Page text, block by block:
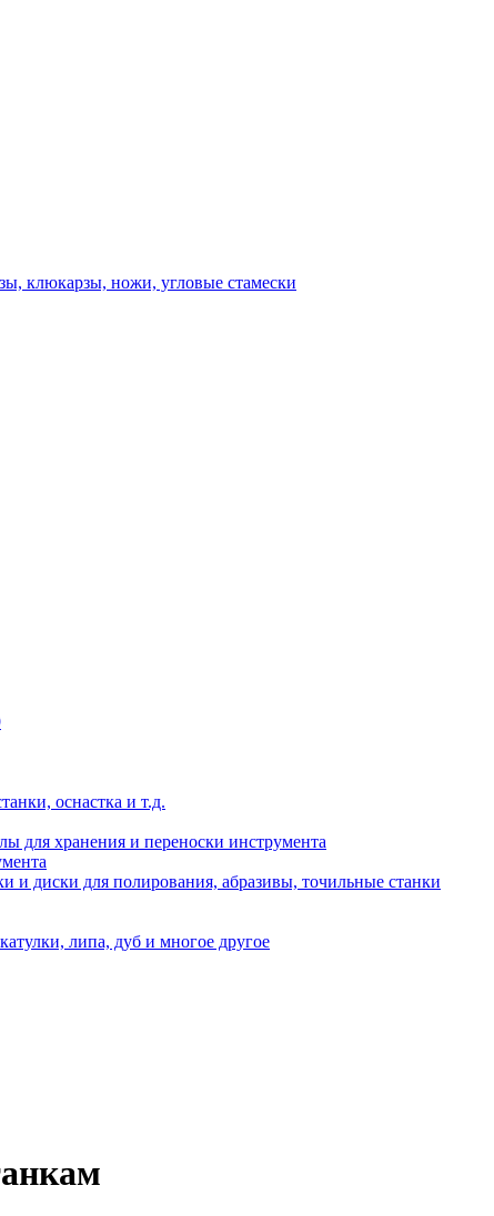
клюкарзы, ножи, угловые стамески
оснастка и т.д.
для хранения и переноски инструмента
и диски для полирования, абразивы, точильные станки
липа, дуб и многое другое